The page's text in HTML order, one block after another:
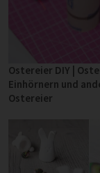
Ostereier DIY |
Einhörnern und
Ostereier